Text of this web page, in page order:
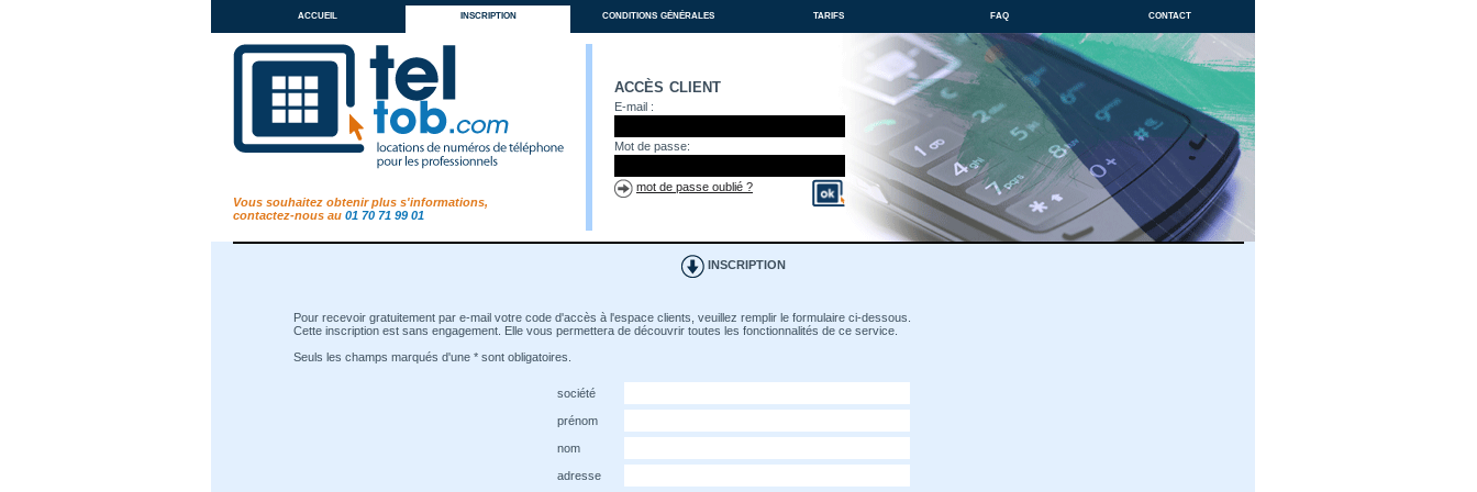
accueil inscription conditions générales tarifs faq contact
Vous souhaitez obtenir plus s'informations,
contactez-nous au 01 70 71 99 01
accès client
E-mail :
Mot de passe:
mot de passe oublié ?
INSCRIPTION
Pour recevoir gratuitement par e-mail votre code d'accès à l'espace clients, veuillez remplir le formulaire ci-dessous.
Cette inscription est sans engagement. Elle vous permettera de découvrir toutes les fonctionnalités de ce service.
Seuls les champs marqués d'une * sont obligatoires.
société
prénom
nom
adresse